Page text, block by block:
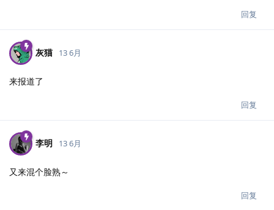
回复
灰猫 13 6月
来报道了
回复
李明 13 6月
又来混个脸熟～
回复